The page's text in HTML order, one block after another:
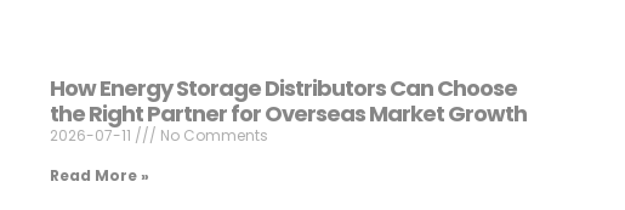
How Energy Storage Distributors Can Choose
the Right Partner for Overseas Market Growth
2026-07-11
No Comments
Read More »